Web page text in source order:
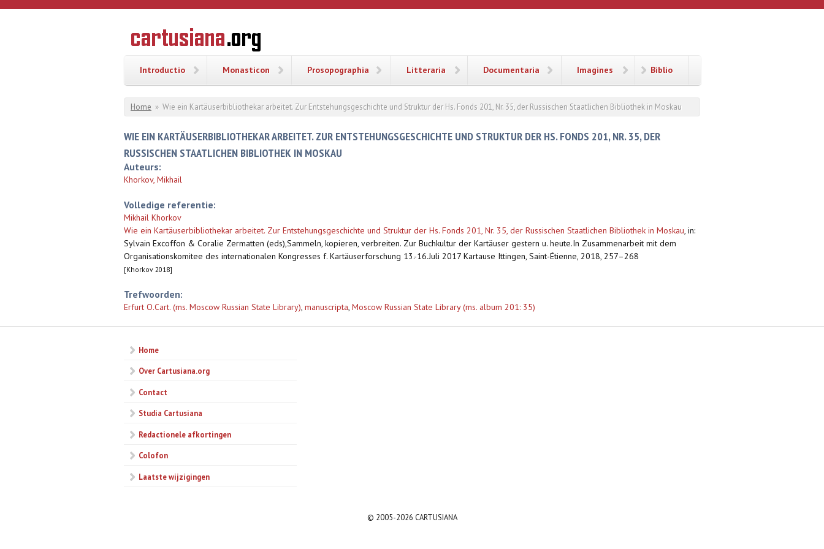
Overslaan en naar de inhoud gaan
CARTUSIANA
Geschiedenis
van de
Introductio Monasticon Prosopographia Litteraria Documentaria Imagines Biblio
U bent hier
Home » Wie ein Kartäuserbibliothekar arbeitet. Zur Entstehungsgeschichte und Struktur der Hs. Fonds 201, Nr. 35, der Russischen Staatlichen Bibliothek in Moskau
WIE EIN KARTÄUSERBIBLIOTHEKAR ARBEITET. ZUR ENTSTEHUNGSGESCHICHTE UND STRUKTUR DER HS. FONDS 201, NR. 35, DER
RUSSISCHEN STAATLICHEN BIBLIOTHEK IN MOSKAU
Auteurs:
Khorkov, Mikhail
Volledige referentie:
Mikhail Khorkov
Wie ein Kartäuserbibliothekar arbeitet. Zur Entstehungsgeschichte und Struktur der Hs. Fonds 201, Nr. 35, der Russischen Staatlichen Bibliothek in Moskau, in:
Sylvain Excoffon & Coralie Zermatten (eds),Sammeln, kopieren, verbreiten. Zur Buchkultur der Kartäuser gestern u. heute.In Zusammenarbeit mit dem
Organisationskomitee des internationalen Kongresses f. Kartäuserforschung 13.-16.Juli 2017 Kartause Ittingen, Saint-Étienne, 2018, 257–268
[Khorkov 2018]
Trefwoorden:
Erfurt O.Cart. (ms. Moscow Russian State Library), manuscripta, Moscow Russian State Library (ms. album 201: 35)
Home
Over Cartusiana.org
Contact
Studia Cartusiana
Redactionele afkortingen
Colofon
Laatste wijzigingen
© 2005-2026 CARTUSIANA